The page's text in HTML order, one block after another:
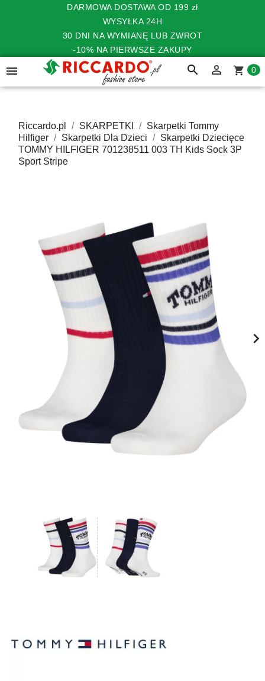
DARMOWA DOSTAWA OD 199 zł
WYSYŁKA 24H
30 DNI NA WYMIANĘ LUB ZWROT
-10% NA PIERWSZE ZAKUPY
 search  shopping_cart 0
Riccardo.pl SKARPETKI
Skarpetki Tommy
Hilfiger
Skarpetki Dla Dzieci
Skarpetki Dziecięce
TOMMY HILFIGER 701238511 003 TH Kids Sock 3P
Sport Stripe
